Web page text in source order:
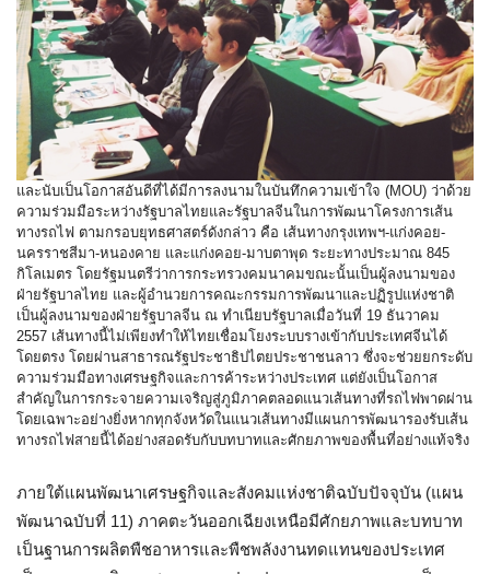
และนับเป็นโอกาสอันดีที่ได้มีการลงนามในบันทึกความเข้าใจ (MOU) ว่าด้วย
ความร่วมมือระหว่างรัฐบาลไทยและรัฐบาลจีนในการพัฒนาโครงการเส้น
ทางรถไฟ ตามกรอบยุทธศาสตร์ดังกล่าว คือ เส้นทางกรุงเทพฯ-แก่งคอย-
นครราชสีมา-หนองคาย และแก่งคอย-มาบตาพุด ระยะทางประมาณ 845
กิโลเมตร โดยรัฐมนตรีว่าการกระทรวงคมนาคมขณะนั้นเป็นผู้ลงนามของ
ฝ่ายรัฐบาลไทย และผู้อำนวยการคณะกรรมการพัฒนาและปฏิรูปแห่งชาติ
เป็นผู้ลงนามของฝ่ายรัฐบาลจีน ณ ทำเนียบรัฐบาลเมื่อวันที่ 19 ธันวาคม
2557 เส้นทางนี้ไม่เพียงทำให้ไทยเชื่อมโยงระบบรางเข้ากับประเทศจีนได้
โดยตรง โดยผ่านสาธารณรัฐประชาธิปไตยประชาชนลาว ซึ่งจะช่วยยกระดับ
ความร่วมมือทางเศรษฐกิจและการค้าระหว่างประเทศ แต่ยังเป็นโอกาส
สำคัญในการกระจายความเจริญสู่ภูมิภาคตลอดแนวเส้นทางที่รถไฟพาดผ่าน
โดยเฉพาะอย่างยิ่งหากทุกจังหวัดในแนวเส้นทางมีแผนการพัฒนารองรับเส้น
ทางรถไฟสายนี้ได้อย่างสอดรับกับบทบาทและศักยภาพของพื้นที่อย่างแท้จริง
ภายใต้แผนพัฒนาเศรษฐกิจและสังคมแห่งชาติฉบับปัจจุบัน (แผน
พัฒนาฉบับที่ 11) ภาคตะวันออกเฉียงเหนือมีศักยภาพและบทบาท
เป็นฐานการผลิตพืชอาหารและพืชพลังงานทดแทนของประเทศ